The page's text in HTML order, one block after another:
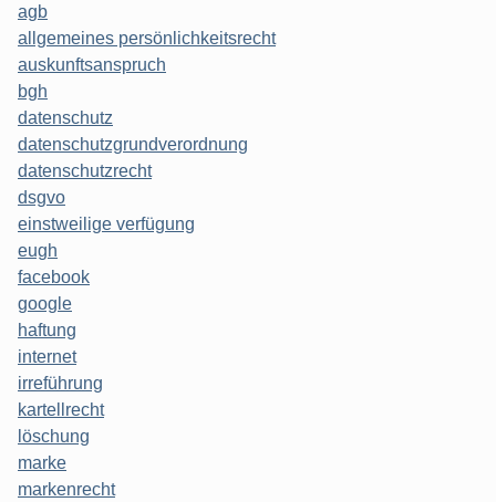
agb
allgemeines persönlichkeitsrecht
auskunftsanspruch
bgh
datenschutz
datenschutzgrundverordnung
datenschutzrecht
dsgvo
einstweilige verfügung
eugh
facebook
google
haftung
internet
irreführung
kartellrecht
löschung
marke
markenrecht